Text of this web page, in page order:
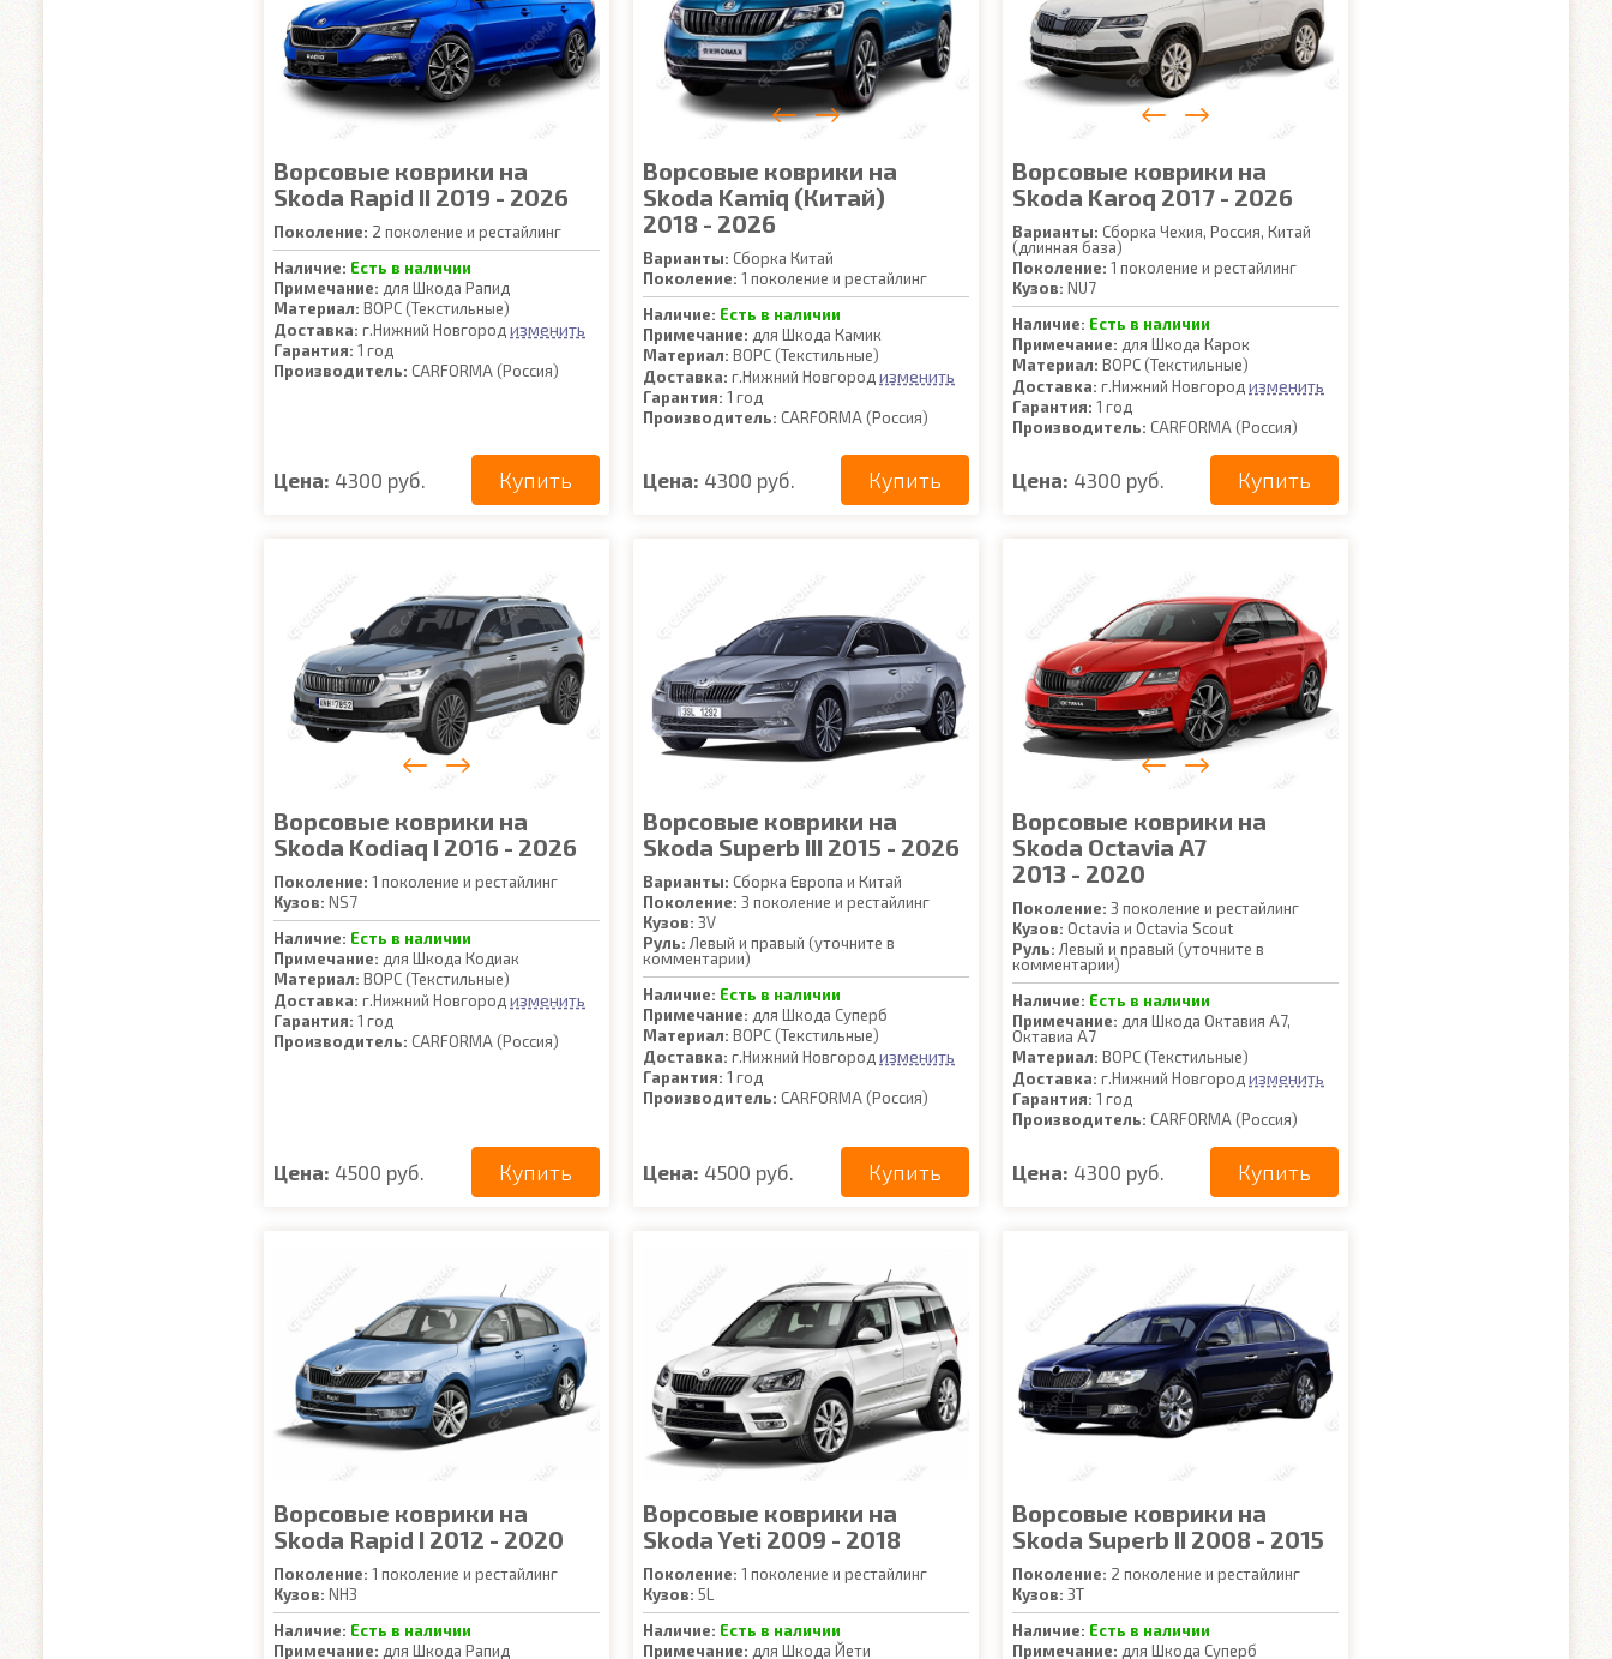
Ворсовые коврики на
Skoda Rapid II 2019 - 2026
Поколение: 2 поколение и рестайлинг
Наличие: Есть в наличии
Примечание: для Шкода Рапид
Материал: ВОРС (Текстильные)
Доставка: г.Нижний Новгород изменить
Гарантия: 1 год
Производитель: CARFORMA (Россия)
Цена: 4300 руб. Купить
Ворсовые коврики на
Skoda Kamiq (Китай)
2018 - 2026
Варианты: Сборка Китай
Поколение: 1 поколение и рестайлинг
Наличие: Есть в наличии
Примечание: для Шкода Камик
Материал: ВОРС (Текстильные)
Доставка: г.Нижний Новгород изменить
Гарантия: 1 год
Производитель: CARFORMA (Россия)
Цена: 4300 руб. Купить
Ворсовые коврики на
Skoda Karoq 2017 - 2026
Варианты: Сборка Чехия, Россия, Китай
(длинная база)
Поколение: 1 поколение и рестайлинг
Кузов: NU7
Наличие: Есть в наличии
Примечание: для Шкода Карок
Материал: ВОРС (Текстильные)
Доставка: г.Нижний Новгород изменить
Гарантия: 1 год
Производитель: CARFORMA (Россия)
Цена: 4300 руб. Купить
Ворсовые коврики на
Skoda Kodiaq I 2016 - 2026
Поколение: 1 поколение и рестайлинг
Кузов: NS7
Наличие: Есть в наличии
Примечание: для Шкода Кодиак
Материал: ВОРС (Текстильные)
Доставка: г.Нижний Новгород изменить
Гарантия: 1 год
Производитель: CARFORMA (Россия)
Цена: 4500 руб. Купить
Ворсовые коврики на
Skoda Superb III 2015 - 2026
Варианты: Сборка Европа и Китай
Поколение: 3 поколение и рестайлинг
Кузов: 3V
Руль: Левый и правый (уточните в
комментарии)
Наличие: Есть в наличии
Примечание: для Шкода Суперб
Материал: ВОРС (Текстильные)
Доставка: г.Нижний Новгород изменить
Гарантия: 1 год
Производитель: CARFORMA (Россия)
Цена: 4500 руб. Купить
Ворсовые коврики на
Skoda Octavia A7
2013 - 2020
Поколение: 3 поколение и рестайлинг
Кузов: Octavia и Octavia Scout
Руль: Левый и правый (уточните в
комментарии)
Наличие: Есть в наличии
Примечание: для Шкода Октавия А7,
Октавиа А7
Материал: ВОРС (Текстильные)
Доставка: г.Нижний Новгород изменить
Гарантия: 1 год
Производитель: CARFORMA (Россия)
Цена: 4300 руб. Купить
Ворсовые коврики на
Skoda Rapid I 2012 - 2020
Поколение: 1 поколение и рестайлинг
Кузов: NH3
Наличие: Есть в наличии
Примечание: для Шкода Рапид
Ворсовые коврики на
Skoda Yeti 2009 - 2018
Поколение: 1 поколение и рестайлинг
Кузов: 5L
Наличие: Есть в наличии
Примечание: для Шкода Йети
Ворсовые коврики на
Skoda Superb II 2008 - 2015
Поколение: 2 поколение и рестайлинг
Кузов: 3T
Наличие: Есть в наличии
Примечание: для Шкода Суперб